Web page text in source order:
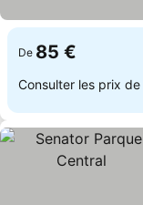
De 85 €
Consulter les prix de